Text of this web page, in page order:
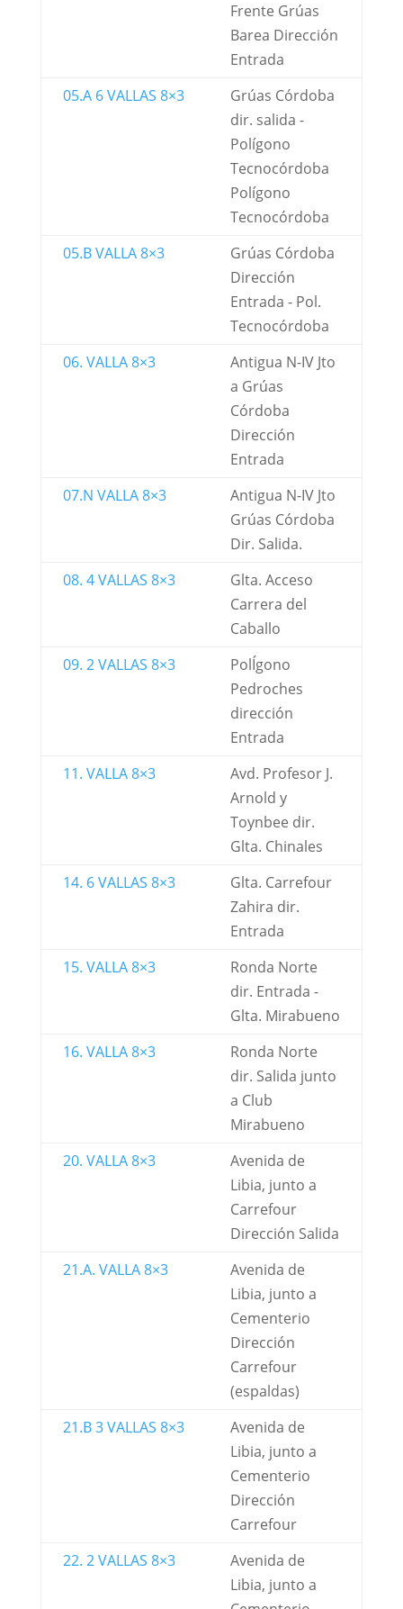
Frente Grúas
Barea Dirección
Entrada
05.A 6 VALLAS 8×3
Grúas Córdoba
dir. salida -
Polígono
Tecnocórdoba
Polígono
Tecnocórdoba
05.B VALLA 8×3
Grúas Córdoba
Dirección
Entrada - Pol.
Tecnocórdoba
06. VALLA 8×3
Antigua N-IV Jto
a Grúas
Córdoba
Dirección
Entrada
07.N VALLA 8×3
Antigua N-IV Jto
Grúas Córdoba
Dir. Salida.
08. 4 VALLAS 8×3
Glta. Acceso
Carrera del
Caballo
09. 2 VALLAS 8×3
PolÍgono
Pedroches
dirección
Entrada
11. VALLA 8×3
Avd. Profesor J.
Arnold y
Toynbee dir.
Glta. Chinales
14. 6 VALLAS 8×3
Glta. Carrefour
Zahira dir.
Entrada
15. VALLA 8×3
Ronda Norte
dir. Entrada -
Glta. Mirabueno
16. VALLA 8×3
Ronda Norte
dir. Salida junto
a Club
Mirabueno
20. VALLA 8×3
Avenida de
Libia, junto a
Carrefour
Dirección Salida
21.A. VALLA 8×3
Avenida de
Libia, junto a
Cementerio
Dirección
Carrefour
(espaldas)
21.B 3 VALLAS 8×3
Avenida de
Libia, junto a
Cementerio
Dirección
Carrefour
22. 2 VALLAS 8×3
Avenida de
Libia, junto a